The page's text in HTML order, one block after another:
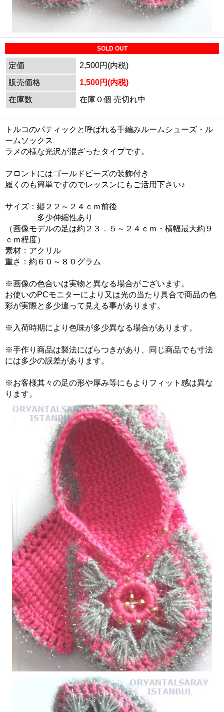
SOLD OUT
定価
2,500円(内税)
販売価格
1,500円(内税)
在庫数
在庫０個 売切れ中
トルコのパティックと呼ばれる手編みルームシューズ・ル
ームソックス
ラメの様な光沢が混ざったタイプです。
フロントにはゴールドビーズの装飾付き
履くのも簡単ですのでレッスンにもご活用下さい♪
サイズ：縦２２～２４ｃｍ前後
多少伸縮性あり
（画像モデルの足は約２３．５～２４ｃｍ・横幅最大約９
ｃｍ程度）
素材：アクリル
重さ：約６０～８０グラム
※画像の色合いは実物と異なる場合がございます。
お使いのPCモニターにより又は光の当たり具合で商品の色
彩が実際と多少違って見える事があります。
※入荷時期により色味が多少異なる場合があります。
※手作り商品は製法にばらつきがあり、同じ商品でも寸法
には多少の誤差があります。
※お客様其々の足の形や厚み等にもよりフィット感は異な
ります。